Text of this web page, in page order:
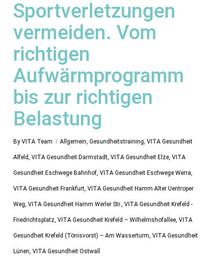
Sportverletzungen
vermeiden. Vom
richtigen
Aufwärmprogramm
bis zur richtigen
Belastung
By VITA Team Allgemein, Gesundheitstraining, VITA Gesundheit
Alfeld, VITA Gesundheit Darmstadt, VITA Gesundheit Elze, VITA
Gesundheit Eschwege Bahnhof, VITA Gesundheit Eschwege Werra,
VITA Gesundheit Frankfurt, VITA Gesundheit Hamm Alter Uentroper
Weg, VITA Gesundheit Hamm Werler Str., VITA Gesundheit Krefeld -
Friedrichtsplatz, VITA Gesundheit Krefeld – Wilhelmshofallee, VITA
Gesundheit Krefeld (Tönisvorst) – Am Wasserturm, VITA Gesundheit
Lünen, VITA Gesundheit Ostwall